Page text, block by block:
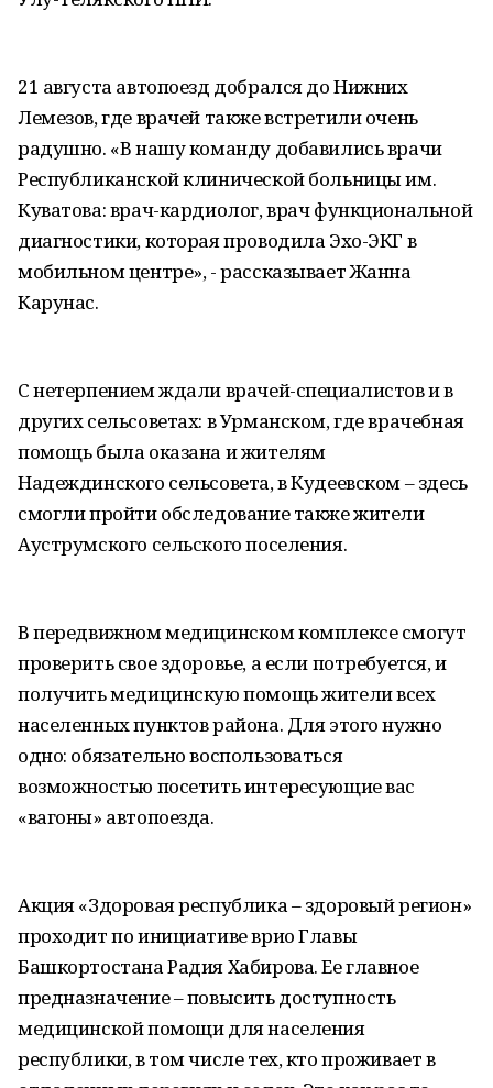
21 августа автопоезд добрался до Нижних
Лемезов, где врачей также встретили очень
радушно. «В нашу команду добавились врачи
Республиканской клинической больницы им.
Куватова: врач-кардиолог, врач функциональной
диагностики, которая проводила Эхо-ЭКГ в
мобильном центре», - рассказывает Жанна
Карунас.
С нетерпением ждали врачей-специалистов и в
других сельсоветах: в Урманском, где врачебная
помощь была оказана и жителям
Надеждинского сельсовета, в Кудеевском – здесь
смогли пройти обследование также жители
Ауструмского сельского поселения.
В передвижном медицинском комплексе смогут
проверить свое здоровье, а если потребуется, и
получить медицинскую помощь жители всех
населенных пунктов района. Для этого нужно
одно: обязательно воспользоваться
возможностью посетить интересующие вас
«вагоны» автопоезда.
Акция «Здоровая республика – здоровый регион»
проходит по инициативе врио Главы
Башкортостана Радия Хабирова. Ее главное
предназначение – повысить доступность
медицинской помощи для населения
республики, в том числе тех, кто проживает в